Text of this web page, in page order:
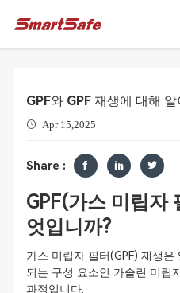
GPF와 GPF 재생에 대해
Apr 15,2025
Share :
GPF(가스 미립자
엇입니까?
가스 미립자 필터(GPF) 재생
되는 구성 요소인 가솔린 미립
과정입니다.